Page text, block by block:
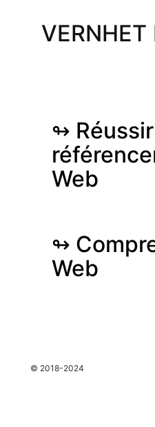
↬
Web
↬
Web
© 2018-2024